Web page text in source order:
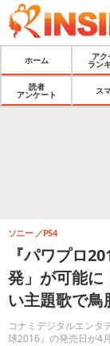
ホーム
アク
ラン
読者
アンケート
ス
『パワプロ
発」が可能に
い主題歌で鳥
コナミデジタルエンタ
球2016』の発売日が4
ソニー PS4